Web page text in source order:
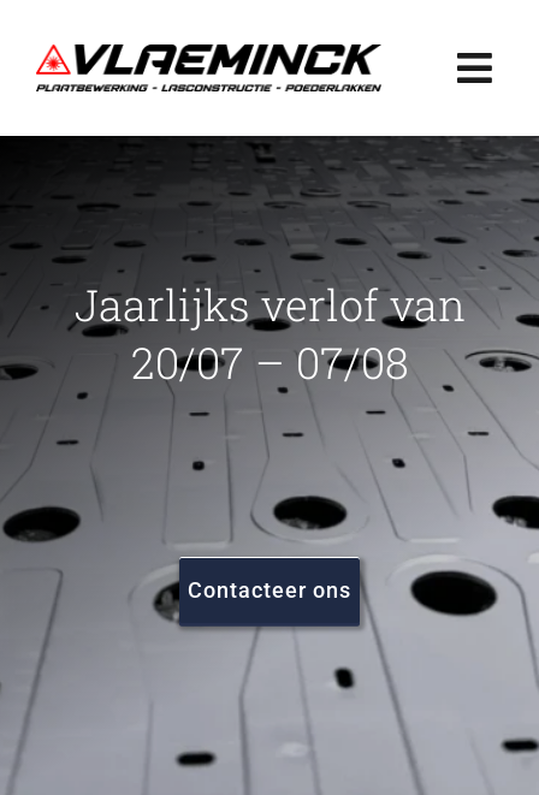
naar
inhoud
Plaatbewerking
Lasconstructie
Poederlakken
Projecten
FAQ
Vacatures
Jaarlijks verlof van
20/07 – 07/08
Contacteer ons